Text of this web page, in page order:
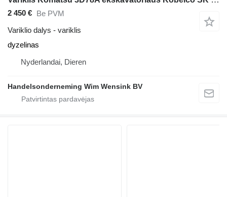
2 450 € Be PVM
Variklio dalys - variklis
dyzelinas
Nyderlandai, Dieren
Handelsonderneming Wim Wensink BV